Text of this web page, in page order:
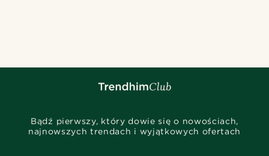
Bądź pierwszy, który dowie się o nowościach,
najnowszych trendach i wyjątkowych ofertach